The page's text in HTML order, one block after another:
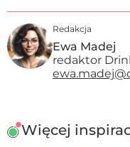
Redakcja
Ewa Madej
redaktor
Więcej